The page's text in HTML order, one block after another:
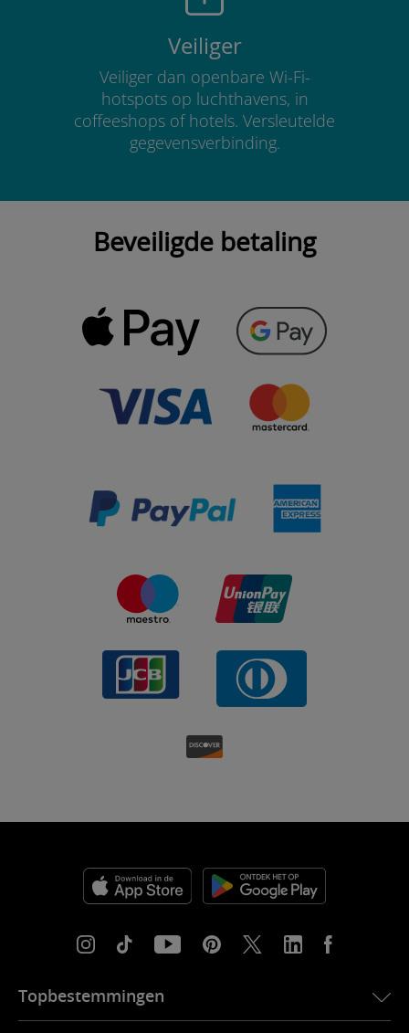
Veiliger
Veiliger dan openbare Wi-Fi-
hotspots op luchthavens, in
coffeeshops of hotels. Versleutelde
gegevensverbinding.
Beveiligde betaling
Topbestemmingen